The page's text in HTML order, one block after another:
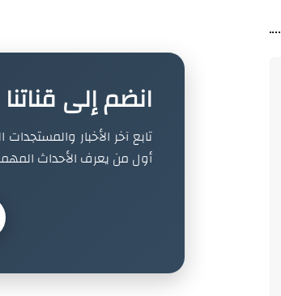
انضم إلى
تابع آخر الأخبار
أول من يعرف الأحداث